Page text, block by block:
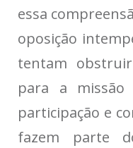
essa
oposição
tentam
para a
participação e
fazem parte